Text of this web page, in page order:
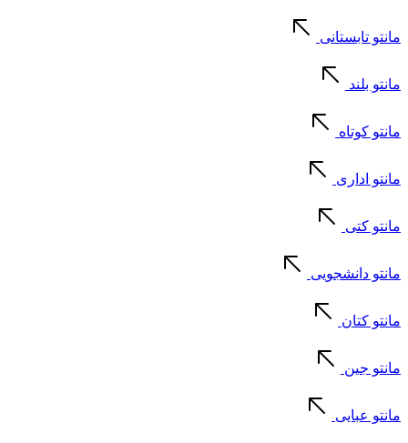
مانتو تابستانی
مانتو بلند
مانتو کوتاه
مانتو اداری
مانتو کتی
مانتو دانشجویی
مانتو کتان
مانتو جین
مانتو عبایی